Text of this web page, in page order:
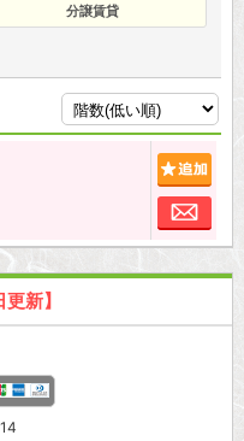
分譲賃貸
お
更新】